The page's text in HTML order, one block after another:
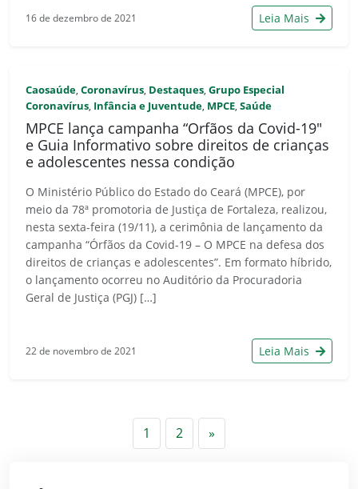
16 de dezembro de 2021 Leia Mais
Caosaúde, Coronavírus, Destaques, Grupo Especial
Coronavírus, Infância e Juventude, MPCE, Saúde
MPCE lança campanha “Orfãos da Covid-19″
e Guia Informativo sobre direitos de crianças
e adolescentes nessa condição
O Ministério Público do Estado do Ceará (MPCE), por
meio da 78ª promotoria de Justiça de Fortaleza, realizou,
nesta sexta-feira (19/11), a cerimônia de lançamento da
campanha “Órfãos da Covid-19 – O MPCE na defesa dos
direitos de crianças e adolescentes”. Em formato híbrido,
o lançamento ocorreu no Auditório da Procuradoria
Geral de Justiça (PGJ) […]
22 de novembro de 2021 Leia Mais
1 2 »